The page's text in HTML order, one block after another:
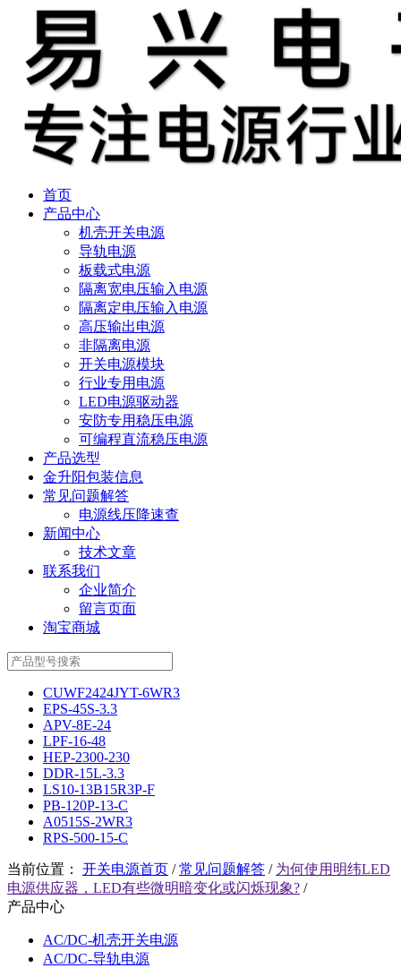
首页
产品中心
机壳开关电源
导轨电源
板载式电源
隔离宽电压输入电源
隔离定电压输入电源
高压输出电源
非隔离电源
开关电源模块
行业专用电源
LED电源驱动器
安防专用稳压电源
可编程直流稳压电源
产品选型
金升阳包装信息
常见问题解答
电源线压降速查
新闻中心
技术文章
联系我们
企业简介
留言页面
淘宝商城
CUWF2424JYT-6WR3
EPS-45S-3.3
APV-8E-24
LPF-16-48
HEP-2300-230
DDR-15L-3.3
LS10-13B15R3P-F
PB-120P-13-C
A0515S-2WR3
RPS-500-15-C
当前位置： 开关电源首页 /常见问题解答 / 为何使用明纬LED
电源供应器，LED有些微明暗变化或闪烁现象? /
产品中心
AC/DC-机壳开关电源
AC/DC-导轨电源